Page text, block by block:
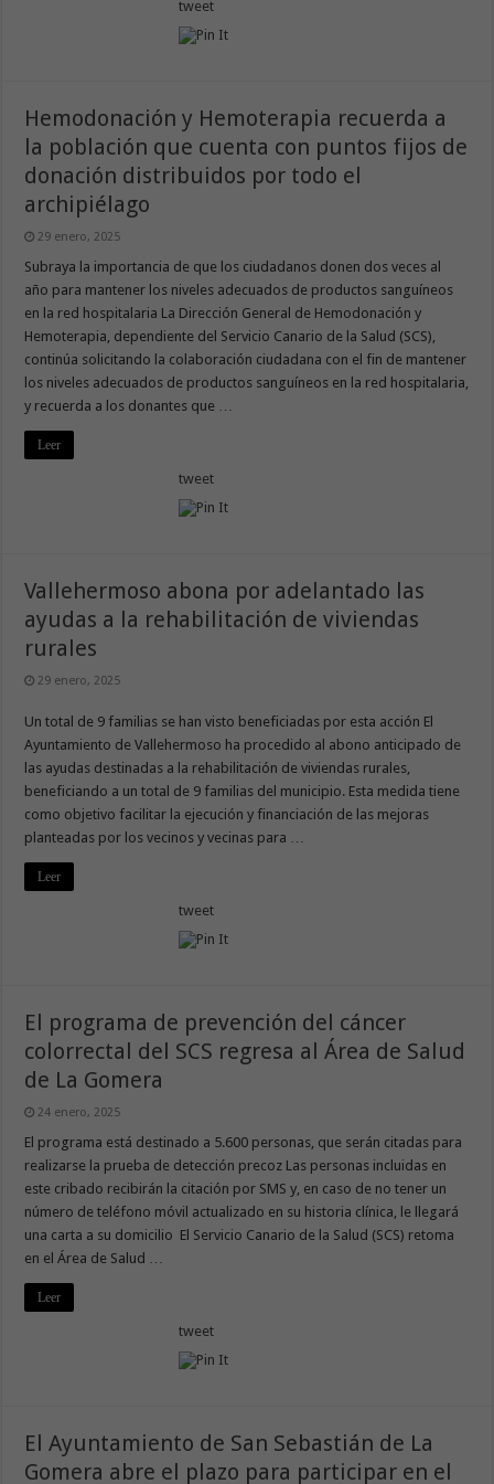
tweet
Hemodonación y Hemoterapia recuerda a
la población que cuenta con puntos fijos de
donación distribuidos por todo el
archipiélago
29 enero, 2025
Subraya la importancia de que los ciudadanos donen dos veces al
año para mantener los niveles adecuados de productos sanguíneos
en la red hospitalaria La Dirección General de Hemodonación y
Hemoterapia, dependiente del Servicio Canario de la Salud (SCS),
continúa solicitando la colaboración ciudadana con el fin de mantener
los niveles adecuados de productos sanguíneos en la red hospitalaria,
y recuerda a los donantes que …
Leer
tweet
Vallehermoso abona por adelantado las
ayudas a la rehabilitación de viviendas
rurales
29 enero, 2025
Un total de 9 familias se han visto beneficiadas por esta acción El
Ayuntamiento de Vallehermoso ha procedido al abono anticipado de
las ayudas destinadas a la rehabilitación de viviendas rurales,
beneficiando a un total de 9 familias del municipio. Esta medida tiene
como objetivo facilitar la ejecución y financiación de las mejoras
planteadas por los vecinos y vecinas para …
Leer
tweet
El programa de prevención del cáncer
colorrectal del SCS regresa al Área de Salud
de La Gomera
24 enero, 2025
El programa está destinado a 5.600 personas, que serán citadas para
realizarse la prueba de detección precoz Las personas incluidas en
este cribado recibirán la citación por SMS y, en caso de no tener un
número de teléfono móvil actualizado en su historia clínica, le llegará
una carta a su domicilio El Servicio Canario de la Salud (SCS) retoma
en el Área de Salud …
Leer
tweet
El Ayuntamiento de San Sebastián de La
Gomera abre el plazo para participar en el